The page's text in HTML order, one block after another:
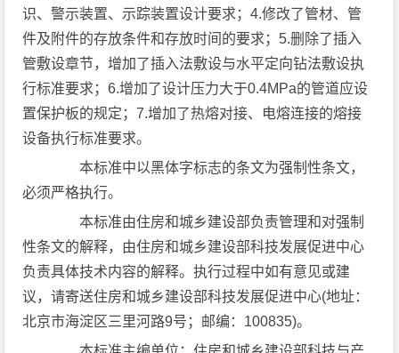
识、警示装置、示踪装置设计要求；4.修改了管材、管
件及附件的存放条件和存放时间的要求；5.删除了插入
管敷设章节，增加了插入法敷设与水平定向钻法敷设执
行标准要求；6.增加了设计压力大于0.4MPa的管道应设
置保护板的规定；7.增加了热熔对接、电熔连接的熔接
设备执行标准要求。
本标准中以黑体字标志的条文为强制性条文，
必须严格执行。
本标准由住房和城乡建设部负责管理和对强制
性条文的解释，由住房和城乡建设部科技发展促进中心
负责具体技术内容的解释。执行过程中如有意见或建
议，请寄送住房和城乡建设部科技发展促进中心(地址：
北京市海淀区三里河路9号；邮编：100835)。